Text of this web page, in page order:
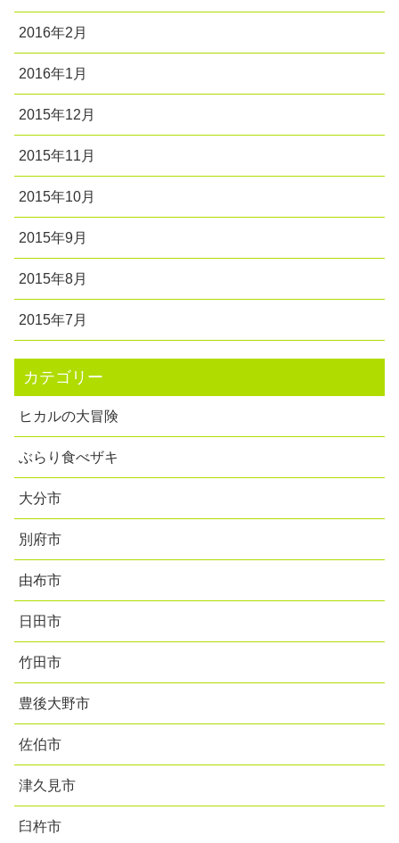
2016年2月
2016年1月
2015年12月
2015年11月
2015年10月
2015年9月
2015年8月
2015年7月
カテゴリー
ヒカルの大冒険
ぶらり食べザキ
大分市
別府市
由布市
日田市
竹田市
豊後大野市
佐伯市
津久見市
臼杵市